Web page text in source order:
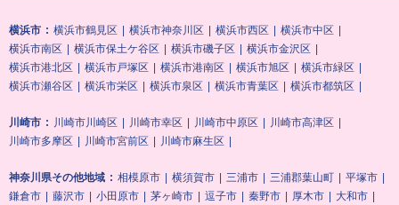
横浜市 横浜市鶴見区 横浜市神奈川区 横浜市西区
横浜市中区
横浜市南区
横浜市保土ケ谷区 横浜市磯子区
横浜市金沢区
横浜市港北区
横浜市戸塚区 横浜市港南区 横浜市旭区
横浜市緑区
横浜市瀬谷区
横浜市栄区 横浜市泉区 横浜市青葉区 横浜市都筑区
川崎市 川崎市川崎区 川崎市幸区 川崎市中原区
川崎市高津区
川崎市多摩区
川崎市宮前区 川崎市麻生区
神奈川県その他地域 相模原市 横須賀市 三浦市 三浦郡葉山町
平塚市
鎌倉市
藤沢市 小田原市 茅ヶ崎市 逗子市 秦野市 厚木市 大和市